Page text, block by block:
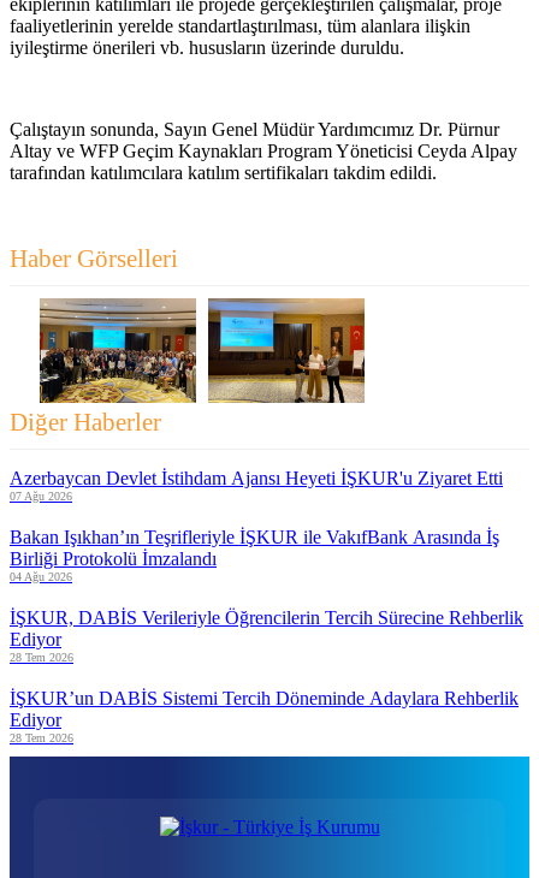
ekiplerinin katılımları ile projede gerçekleştirilen çalışmalar, proje
faaliyetlerinin yerelde standartlaştırılması, tüm alanlara ilişkin
iyileştirme önerileri vb. hususların üzerinde duruldu.
Çalıştayın sonunda, Sayın Genel Müdür Yardımcımız Dr. Pürnur
Altay ve WFP Geçim Kaynakları Program Yöneticisi Ceyda Alpay
tarafından katılımcılara katılım sertifikaları takdim edildi.
Haber Görselleri
Diğer Haberler
Azerbaycan Devlet İstihdam Ajansı Heyeti İŞKUR'u Ziyaret Etti
07 Ağu 2026
Bakan Işıkhan’ın Teşrifleriyle İŞKUR ile VakıfBank Arasında İş
Birliği Protokolü İmzalandı
04 Ağu 2026
İŞKUR, DABİS Verileriyle Öğrencilerin Tercih Sürecine Rehberlik
Ediyor
28 Tem 2026
İŞKUR’un DABİS Sistemi Tercih Döneminde Adaylara Rehberlik
Ediyor
28 Tem 2026